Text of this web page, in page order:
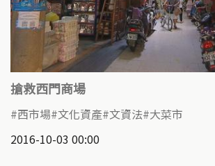
搶救西門商場
西市場 文化資產 文資法 大菜市
2016-10-03 00:00